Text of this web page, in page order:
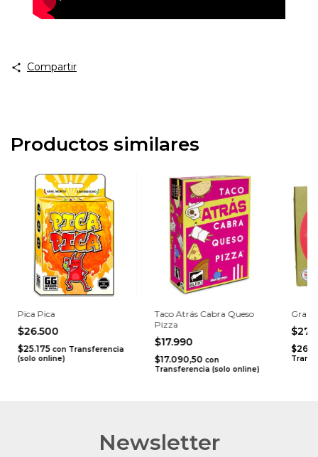
Compartir
Productos similares
Pica Pica
$26.500
$25.175 con Transferencia
(solo online)
Taco Atrás Cabra Queso
Pizza
$17.990
$17.090,50 con
Transferencia (solo online)
Gran
Newsletter